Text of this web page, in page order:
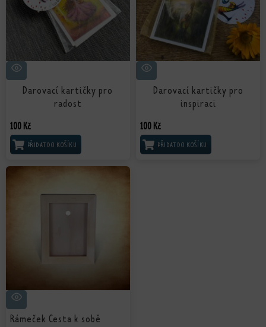
Darovací kartičky pro
radost
100 Kč
PŘIDAT DO KOŠÍKU
Darovací kartičky pro
inspiraci
100 Kč
PŘIDAT DO KOŠÍKU
Rámeček Cesta k sobě